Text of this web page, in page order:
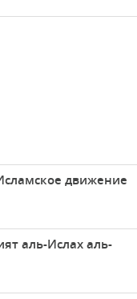
движение
аль-Ислах аль-